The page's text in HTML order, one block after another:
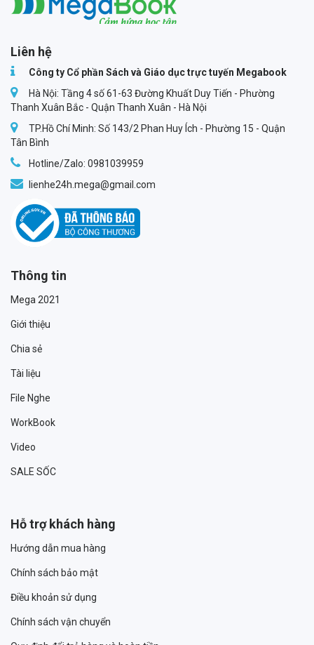
Liên hệ
Công ty Cổ phần Sách và Giáo dục trực tuyến Megabook
Hà Nội: Tầng 4 số 61-63 Đường Khuất Duy Tiến - Phường
Thanh Xuân Bắc - Quận Thanh Xuân - Hà Nội
TP.Hồ Chí Minh: Số 143/2 Phan Huy Ích - Phường 15 - Quận
Tân Bình
Hotline/Zalo: 0981039959
lienhe24h.mega@gmail.com
Thông tin
Mega 2021
Giới thiệu
Chia sẻ
Tài liệu
File Nghe
WorkBook
Video
SALE SỐC
Hỗ trợ khách hàng
Hướng dẫn mua hàng
Chính sách bảo mật
Điều khoản sử dụng
Chính sách vận chuyển